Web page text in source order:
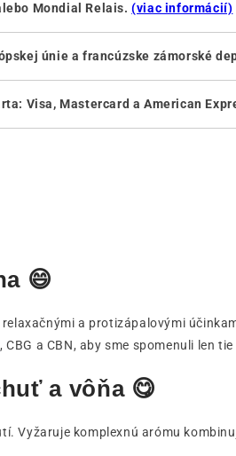
Mondial Relais.(viac informácií)
únie a francúzske zámorské
Visa, Mastercard a American
😄
a protizápalovými
, CBG a CBN, aby sme spomenuli len
a vôňa 😋
Vyžaruje komplexnú arómu